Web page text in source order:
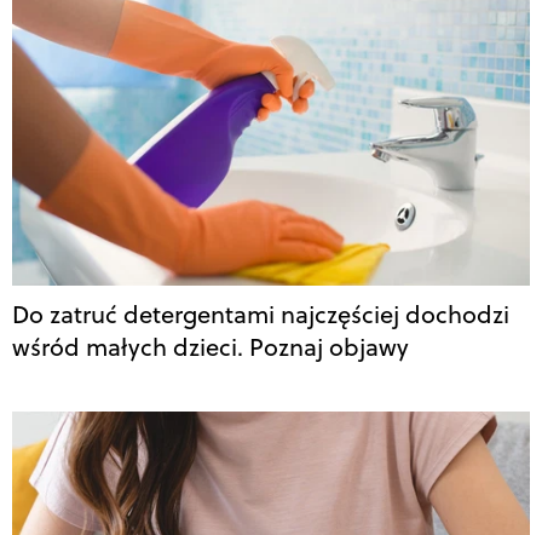
Do zatruć detergentami najczęściej dochodzi
wśród małych dzieci. Poznaj objawy